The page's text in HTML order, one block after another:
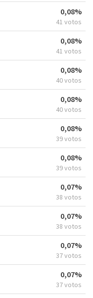
0,08%
41 votos
0,08%
41 votos
0,08%
40 votos
0,08%
40 votos
0,08%
39 votos
0,08%
39 votos
0,07%
38 votos
0,07%
38 votos
0,07%
37 votos
0,07%
37 votos